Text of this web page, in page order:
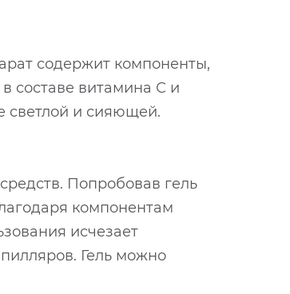
содержит компоненты,
составе витамина С и
светлой и сияющей.
Попробовав гель
компонентам
исчезает
Гель можно